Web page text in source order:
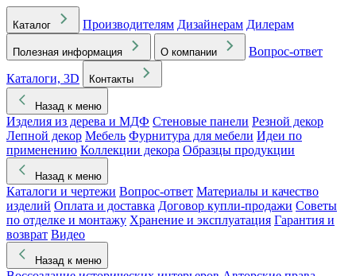
Каталог Производителям Дизайнерам Дилерам
Полезная информация О компании
Вопрос-ответ
Каталоги, 3D
Контакты
Назад к меню
Изделия из дерева и МДФ Стеновые панели Резной декор
Лепной декор Мебель Фурнитура для мебели Идеи по
применению Коллекции декора Образцы продукции
Назад к меню
Каталоги и чертежи Вопрос-ответ Материалы и качество
изделий Оплата и доставка Договор купли-продажи Советы
по отделке и монтажу Хранение и эксплуатация Гарантия и
возврат Видео
Назад к меню